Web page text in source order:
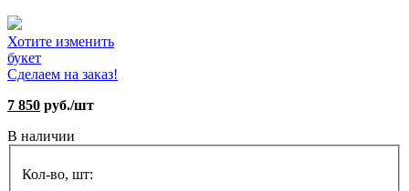
Хотите изменить
букет
Сделаем на заказ!
7 850 руб./шт
В наличии
Кол-во, шт: